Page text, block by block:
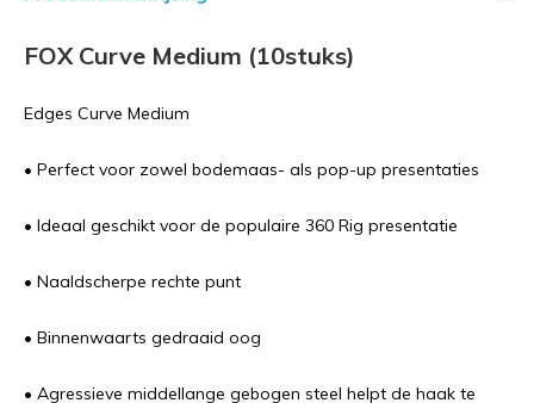
FOX Curve Medium (10stuks)
Edges Curve Medium
• Perfect voor zowel bodemaas- als pop-up presentaties
• Ideaal geschikt voor de populaire 360 Rig presentatie
• Naaldscherpe rechte punt
• Binnenwaarts gedraaid oog
• Agressieve middellange gebogen steel helpt de haak te